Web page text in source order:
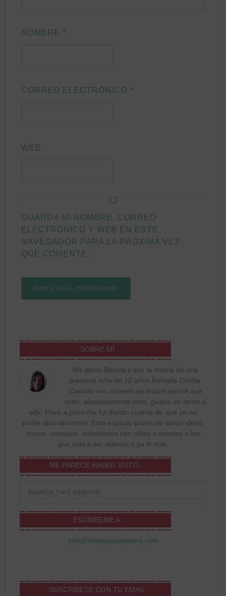
NOMBRE *
CORREO ELECTRÓNICO *
WEB
GUARDA MI NOMBRE, CORREO
ELECTRÓNICO Y WEB EN ESTE
NAVEGADOR PARA LA PRÓXIMA VEZ
QUE COMENTE.
SOBRE MÍ
Me llamo Blanca y soy la mamá de una
preciosa niña de 10 años llamada Cecilia.
Cuando me converti en madre pensé que
todo, absolutamente todo, giraba en torno a
ella. Poco a poco me fuí dando cuenta de que yo no
podía abandonarme. Este espacio pretende daros ideas,
trucos, consejos, actividades con niños o recetas a las
que vais a ser mamás o ya lo sois.
ME PARECE HABER VISTO…
ESCRÍBEME A:
info@mimosparamama.com
SUSCRÍBETE CON TU EMAIL